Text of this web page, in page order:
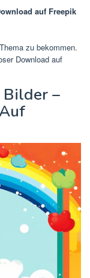
auf Freepik
zu bekommen.
Download auf
–